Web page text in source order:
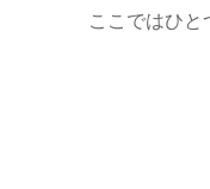
ここではひと